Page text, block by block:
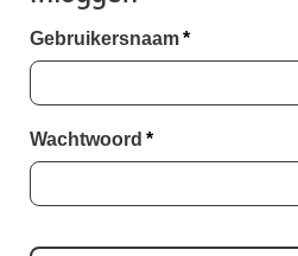
Gebruikersnaam*
Wachtwoord *